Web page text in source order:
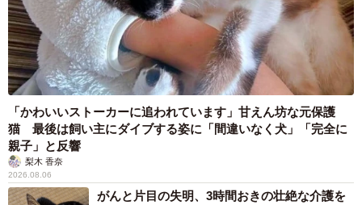
「かわいいストーカーに追われています」甘えん坊な元保護
猫 最後は飼い主にダイブする姿に「間違いなく犬」「完全に
親子」と反響
梨木 香奈
2026.08.06
がんと片目の失明、3時間おきの壮絶な介護を